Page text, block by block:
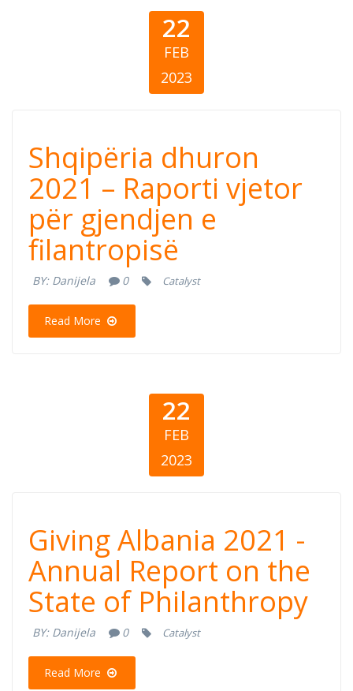
22
FEB
2023
Shqipëria
dhuron 2021 –
Raporti vjetor
për gjendjen e
filantropisë
Shqipëria dhuron
2021 – Raporti vjetor
për gjendjen e
filantropisë
BY: Danijela 0 Catalyst
Read More
22
FEB
2023
Giving Albania
2021 - Annual
Report on the
State of
Giving Albania 2021 -
Annual Report on the
State of Philanthropy
BY: Danijela 0 Catalyst
Read More